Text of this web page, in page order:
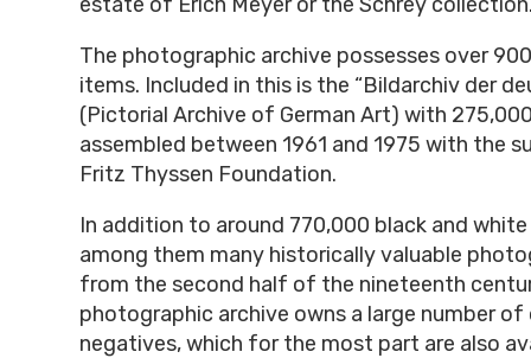
The photographic archive possesses over
items. Included in this is the “Bildarchiv der
(Pictorial Archive of German Art) with
assembled between 1961 and 1975 with the
Fritz Thyssen Foundation.
In addition to around 770,000 black and
among them many historically valuable
from the second half of the nineteenth
photographic archive owns a large number of
negatives, which for the most part are also